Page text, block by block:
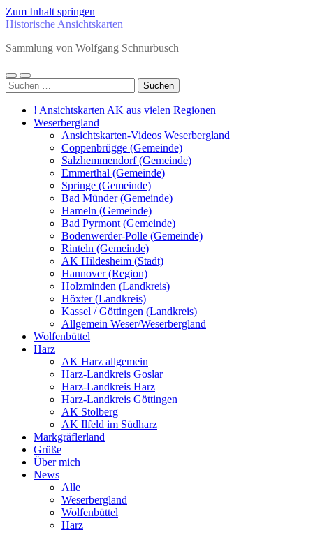
Zum Inhalt springen
Historische Ansichtskarten
Sammlung von Wolfgang Schnurbusch
Mobile-
Menü
Suchfeld
ein-/ausblenden
Suchen
nach:
! Ansichtskarten AK aus vielen Regionen
Weserbergland
Ansichtskarten-Videos Weserbergland
Coppenbrügge (Gemeinde)
Salzhemmendorf (Gemeinde)
Emmerthal (Gemeinde)
Springe (Gemeinde)
Bad Münder (Gemeinde)
Hameln (Gemeinde)
Bad Pyrmont (Gemeinde)
Bodenwerder-Polle (Gemeinde)
Rinteln (Gemeinde)
AK Hildesheim (Stadt)
Hannover (Region)
Holzminden (Landkreis)
Höxter (Landkreis)
Kassel / Göttingen (Landkreis)
Allgemein Weser/Weserbergland
Wolfenbüttel
Harz
AK Harz allgemein
Harz-Landkreis Goslar
Harz-Landkreis Harz
Harz-Landkreis Göttingen
AK Stolberg
AK Ilfeld im Südharz
Markgräflerland
Grüße
Über mich
News
Alle
Weserbergland
Wolfenbüttel
Harz